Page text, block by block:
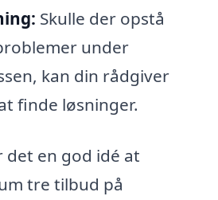
Skulle der opstå
under
kan din rådgiver
finde løsninger.
det en god idé at
tre tilbud på